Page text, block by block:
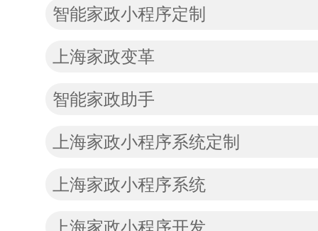
智能家政小程序定制
上海家政变革
智能家政助手
上海家政小程序系统定制
上海家政小程序系统
上海家政小程序开发